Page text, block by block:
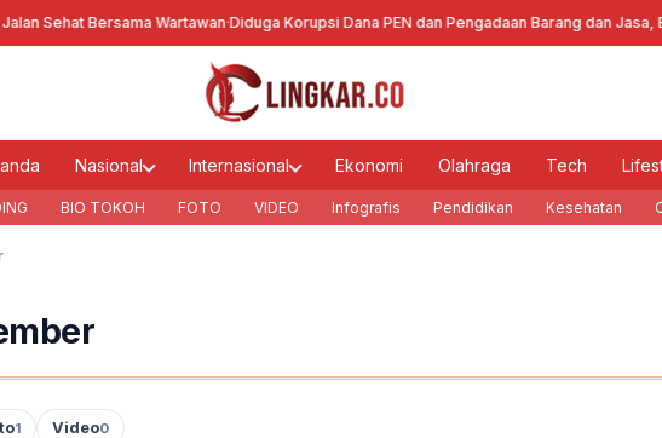
Sehat Bersama Wartawan·Diduga Korupsi Dana PEN dan Pengadaan Barang dan Jasa,
Nasional Internasional Ekonomi Olahraga Tech
BIO TOKOH FOTO VIDEO Infografis Pendidikan Kesehatan
1 Video0